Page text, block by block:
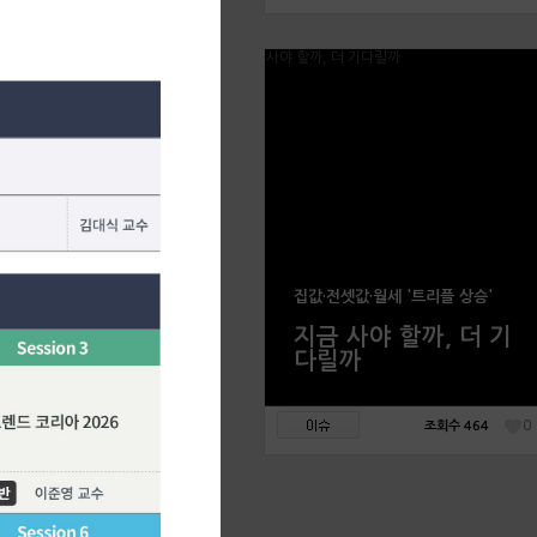
집값·전셋값·월세 '트리플 상승'
지금 사야 할까, 더 기
다릴까
조회수 464 0